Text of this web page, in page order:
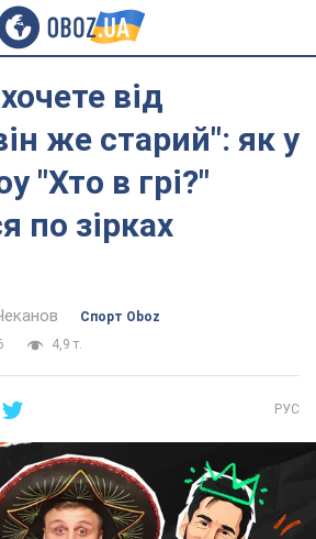
від
же старий": як у
"Хто в грі?"
по зірках
Спорт Oboz
4,9 т.
РУС